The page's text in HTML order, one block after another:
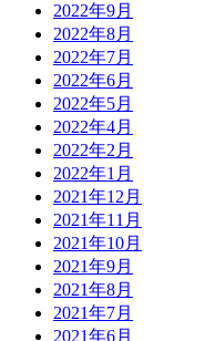
2022年9月
2022年8月
2022年7月
2022年6月
2022年5月
2022年4月
2022年2月
2022年1月
2021年12月
2021年11月
2021年10月
2021年9月
2021年8月
2021年7月
2021年6月